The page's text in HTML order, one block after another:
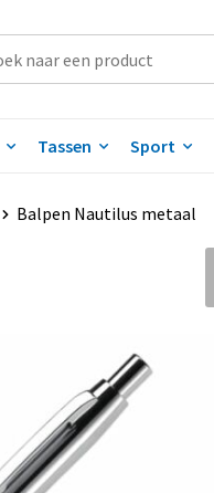
Tassen Sport
Balpen Nautilus metaal